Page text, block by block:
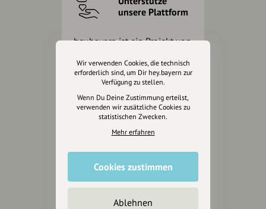
unsere Plattform
hey.bayern ist ein Projekt von
für alle, die uns besuchen
wollen.
Inhalte vorschlagen
Wir können leider keine
Spendenquittung ausstellen.
Wir verwenden Cookies, die technisch
erforderlich sind, um Dir hey.bayern zur
Verfügung zu stellen.
Wenn Du Deine Zustimmung erteilst,
verwenden wir zusätzliche Cookies zu
statistischen Zwecken.
Mehr erfahren
Cookies zustimmen
Ablehnen